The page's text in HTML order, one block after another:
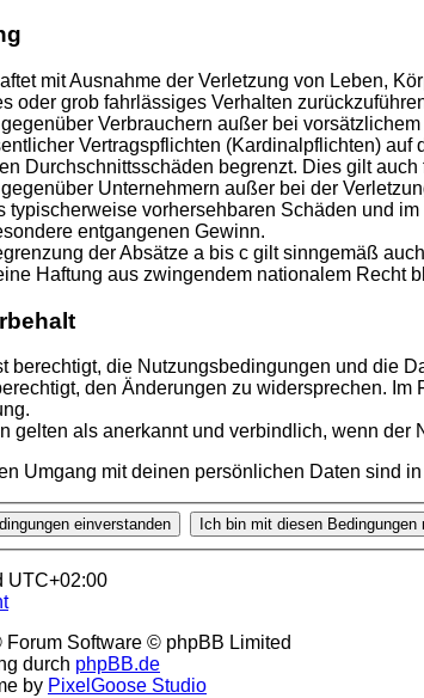
mit Ausnahme der Verletzung von Leben,
oder grob fahrlässiges Verhalten
Verbrauchern außer bei
Vertragspflichten (Kardinalpflichten)
Durchschnittsschäden begrenzt. Dies gilt
Unternehmern außer bei der
typischerweise vorhersehbaren Schäden und
entgangenen Gewinn.
der Absätze a bis c gilt sinngemäß
Haftung aus zwingendem nationalem Recht
berechtigt, die Nutzungsbedingungen und die
den Änderungen zu widersprechen.
gelten als anerkannt und verbindlich, wenn der
Umgang mit deinen persönlichen Daten sind
UTC+02:00
Forum Software © phpBB Limited
durch phpBB.de
by PixelGoose Studio